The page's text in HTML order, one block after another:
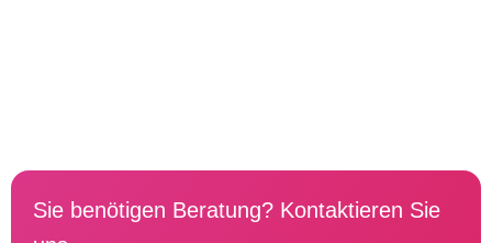
Sie benötigen Beratung? Kontaktieren Sie